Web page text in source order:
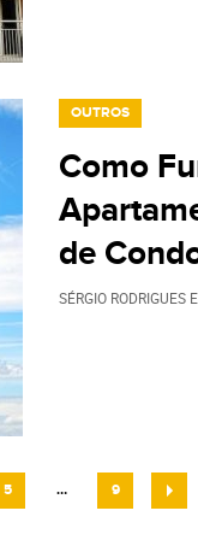
OUTROS
Como
de
SÉRGIO RODRIGUES
PÁGINA
5 … PÁGINA
9